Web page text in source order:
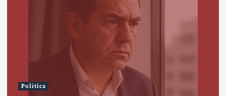
Política